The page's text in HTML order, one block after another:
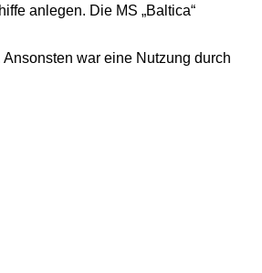
anlegen. Die MS „Baltica“
war eine Nutzung durch